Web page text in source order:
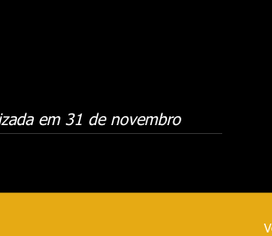
em 31 de novembro